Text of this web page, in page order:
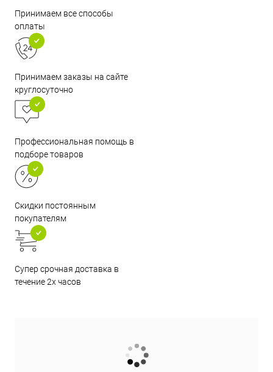
Принимаем все способы
оплаты
Принимаем заказы на сайте
круглосуточно
Профессиональная помощь в
подборе товаров
Скидки постоянным
покупателям
Супер срочная доставка в
течение 2х часов